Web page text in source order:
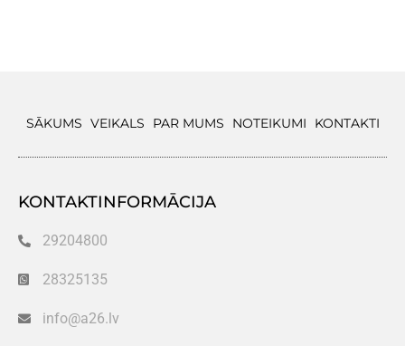
SĀKUMS VEIKALS PAR MUMS NOTEIKUMI KONTAKTI
KONTAKTINFORMĀCIJA
29204800
28325135
info@a26.lv